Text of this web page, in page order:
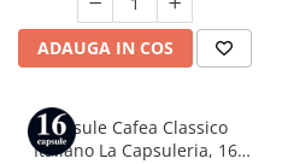
ADAUGA IN COS
Capsule Cafea Classico
Italiano La Capsuleria, 16